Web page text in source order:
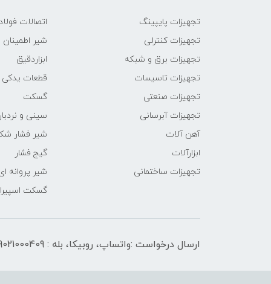
تجهیزات پایپینگ
تجهیزات کنترلی
تجهیزات برق و شبکه
تجهیزات تاسیسات
تجهیزات صنعتی
تجهیزات آبرسانی
آهن آلات
ابزارآلات
تجهیزات ساختمانی
اتصالات
شیر اطمینان
ابزاردقیق
قطعات یدکی
گسکت
سینی و
شیر فشار
گیج فشار
شیر پروانه
گسکت
ارسال درخواست :واتساپ، روبیکا، بله : 09021000409